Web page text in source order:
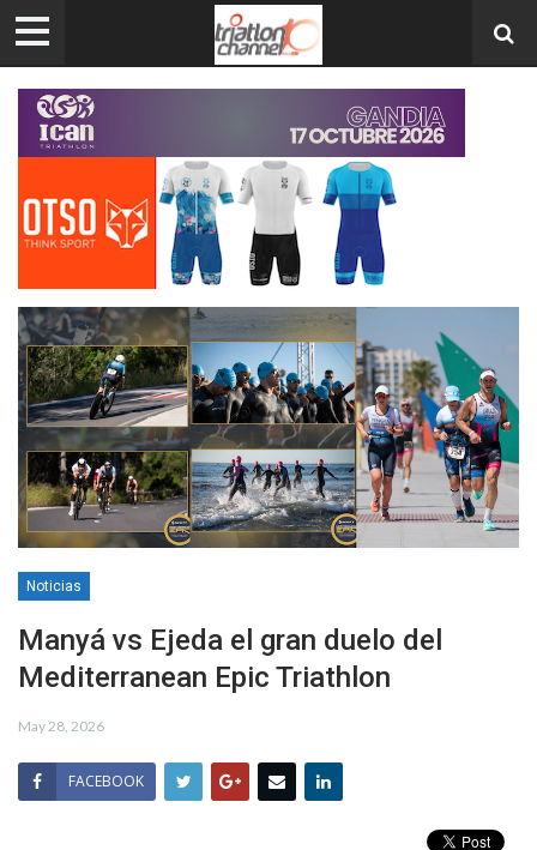
Noticias
Manyá vs Ejeda el gran duelo del
Mediterranean Epic Triathlon
May 28, 2026
FACEBOOK